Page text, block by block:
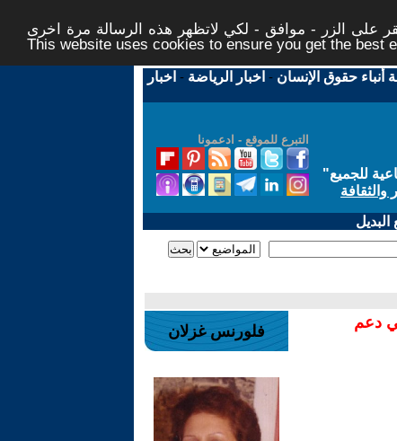
على الزر - موافق - لكي لاتظهر هذه الرسالة مرة اخرى -
This website uses cookies to ensure you get the best
أنباء حقوق الإنسان - اخبار الرياضة - اخبار
التبرع للموقع - ادعمونا
للجميع"
دعم
فلورنس غزلان